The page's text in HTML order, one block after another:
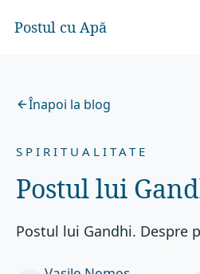
Postul cu Apă
Înapoi la blog
SPIRITUALITATE
Postul lui
Postul lui Gandhi. Despre